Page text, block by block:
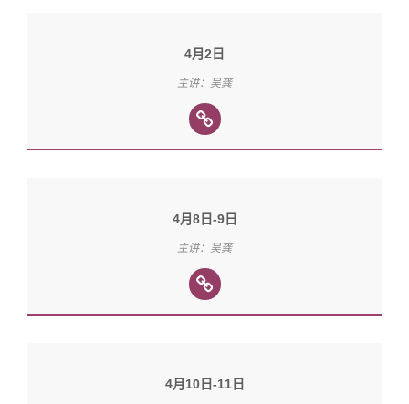
4月2日
主讲：吴龚
4月8日-9日
主讲：吴龚
4月10日-11日